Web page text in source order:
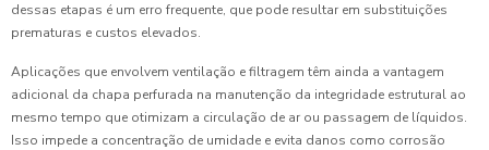
dessas etapas é um erro frequente, que pode resultar em substituições
prematuras e custos elevados.
Aplicações que envolvem ventilação e filtragem têm ainda a vantagem
adicional da chapa perfurada na manutenção da integridade estrutural ao
mesmo tempo que otimizam a circulação de ar ou passagem de líquidos.
Isso impede a concentração de umidade e evita danos como corrosão